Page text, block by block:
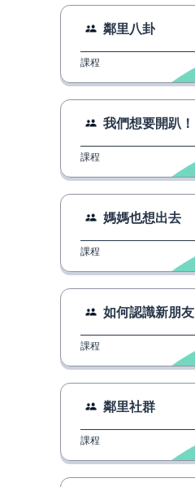
鄰里八卦
課程
我們想要開趴！
課程
媽媽也想出去
課程
如何認識新朋友
課程
鄰里社群
課程